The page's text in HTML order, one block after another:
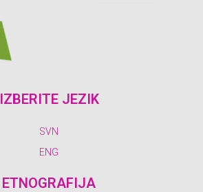
IZBERITE JEZIK
SVN
ENG
ETNOGRAFIJA